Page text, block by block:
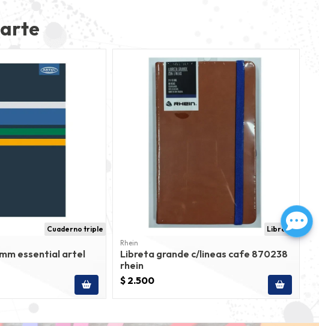
Cuaderno triple
essential artel
Libretas
Rhein
Libreta grande c/lineas cafe 870238
rhein
$ 2.500